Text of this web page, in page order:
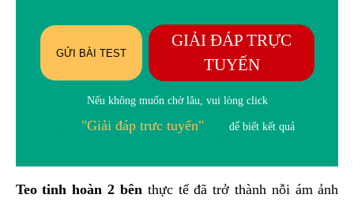
GỬI BÀI TEST
GIẢI ĐÁP TRỰC
TUYẾN
Nếu không muốn chờ lâu, vui lòng click
"Giải đáp trưc tuyến" để biết kết quả
Teo tinh hoàn 2 bênthực tế đã trở thành nỗi ám ảnh